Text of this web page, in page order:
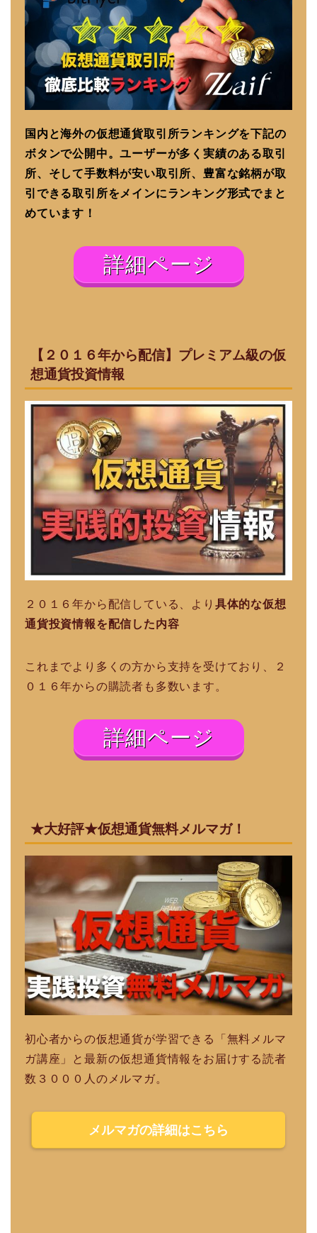
国内と海外の仮想通貨取引所ランキングを下記の
ボタンで公開中。ユーザーが多く実績のある取引
所、そして手数料が安い取引所、豊富な銘柄が取
引できる取引所をメインにランキング形式でまと
めています！
詳細ページ
【２０１６年から配信】プレミアム級の仮
想通貨投資情報
２０１６年から配信している、より 具体的な仮想
通貨投資情報を配信した内容
これまでより多くの方から支持を受けており、２
０１６年からの購読者も多数います。
詳細ページ
★大好評★仮想通貨無料メルマガ！
初心者からの仮想通貨が学習できる「無料メルマ
ガ講座」と最新の仮想通貨情報をお届けする読者
数３０００人のメルマガ。
メルマガの詳細はこちら